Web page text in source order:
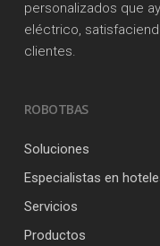
personalizados que
eléctrico,
clientes.
ROBOTBAS
Soluciones
Especialistas en
Servicios
Productos